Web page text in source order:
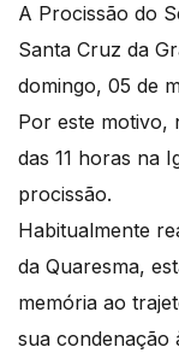
A Procissão do
Santa Cruz da
domingo, 05 de
Por este motivo,
das 11 horas na
procissão.
Habitualmente
da Quaresma,
memória ao
sua condenação